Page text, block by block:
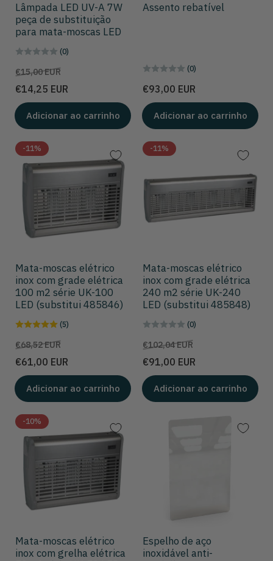
Lâmpada LED UV-A 7W
peça de substituição
para mata-moscas LED
(0)
Preço
€15,00 EUR
de
venda
€14,25 EUR
Adicionar ao carrinho
Assento rebatível
(0)
Preço
€93,00 EUR
Adicionar ao carrinho
-11%
Mata-moscas elétrico
inox com grade elétrica
100 m2 série UK-100
LED (substitui 485846)
(5)
Preço
€68,52 EUR
de
venda
€61,00 EUR
Adicionar ao carrinho
-11%
Mata-moscas elétrico
inox com grade elétrica
240 m2 série UK-240
LED (substitui 485848)
(0)
Preço
€102,04 EUR
de
venda
€91,00 EUR
Adicionar ao carrinho
-10%
Mata-moscas elétrico
inox com grelha elétrica
Espelho de aço
inoxidável anti-